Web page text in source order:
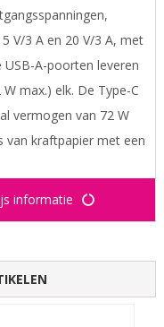
V/3 A en 20 V/3 A, met
A-poorten leveren
max.) elk. De Type-C
vermogen van 72 W
van kraftpapier met een
informatie